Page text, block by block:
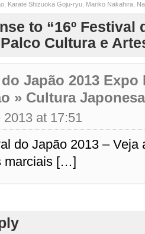
Karate Shizuoka Goju-ryu Mariko Nakahira
to “16º Festival
Cultura e
Japão 2013
» Cultura Japonesa
at 17:51
do Japão 2013 – Veja
marciais […]